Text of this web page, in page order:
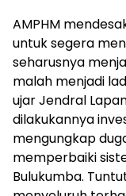
AMPHM
untuk segera
seharusnya
malah menjadi
ujar Jendral
dilakukannya
mengungkap
memperbaiki
Bulukumba.